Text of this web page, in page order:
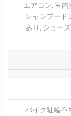
エアコン, 室
シャンプード
あり, シュー
バイク駐輪不